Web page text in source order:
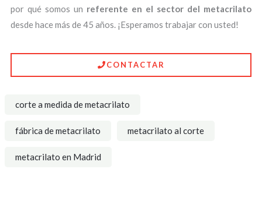
por qué somos un referente en el sector del metacrilato
desde hace más de 45 años. ¡Esperamos trabajar con usted!
CONTACTAR
corte a medida de metacrilato
fábrica de metacrilato metacrilato al corte
metacrilato en Madrid